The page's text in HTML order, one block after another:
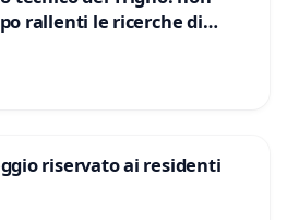
rallenti le ricerche di
riservato ai residenti